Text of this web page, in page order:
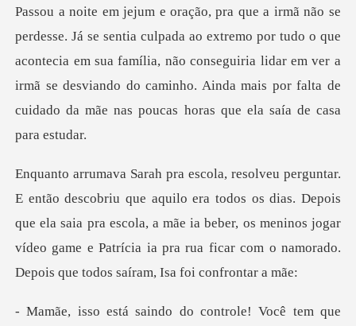
Histórico
Sair
Baixar App
o por tudo o que
acontecia em sua família, não conseguiria lidar em ver a
irmã se desviando do c
dos os dias. Depois
que ela saia pra escola, a mãe ia beber, os meninos jogar
vídeo game e
que